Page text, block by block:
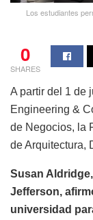
Los estudiantes
0
SHARES
A partir del 1 de
Engineering &
de Negocios, la
de Arquitectura,
Susan
Jefferson,
universidad